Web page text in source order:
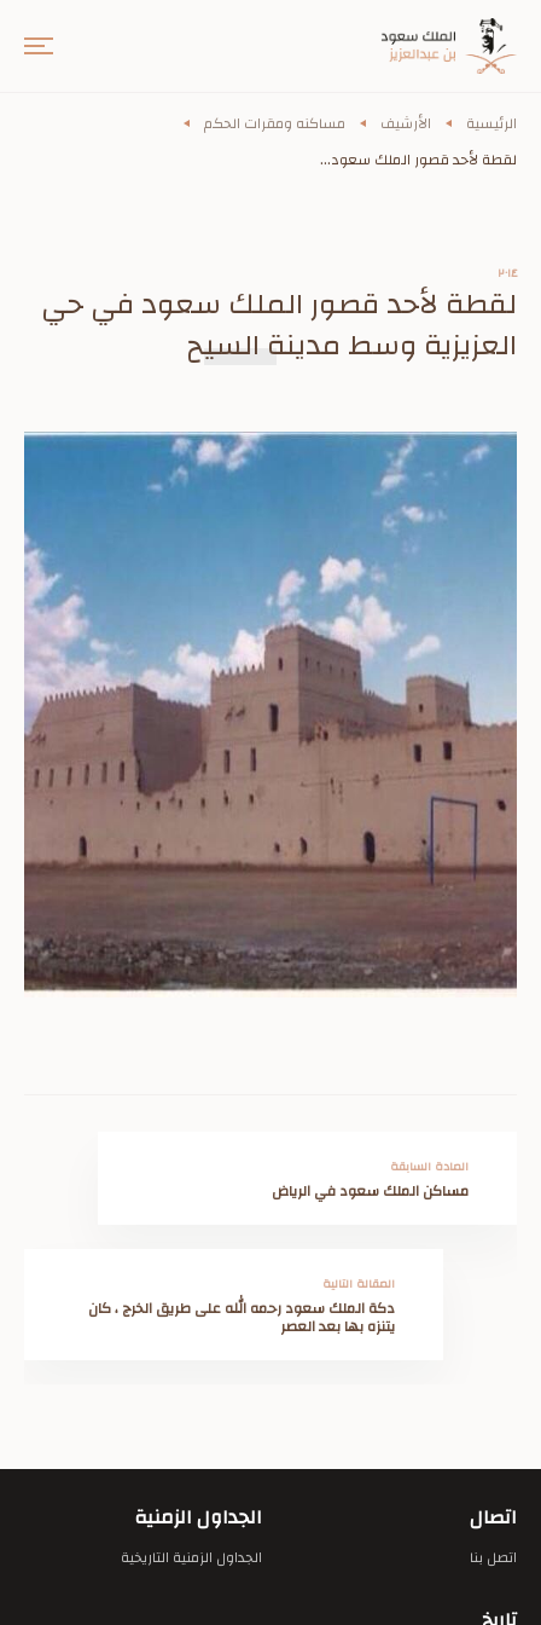
الرئيسية الأرشيف
مساكنه ومقرات الحكم
لقطة لأحد قصور الملك سعود...
٢٠١٤
لقطة لأحد قصور الملك سعود في حي
العزيزية وسط مدينة السيح
المادة السابقة
مساكن الملك سعود في الرياض
المقالة التالية
دكة الملك سعود رحمه الله على طريق الخرج ، كان
يتنزه بها بعد العصر
اتصال
اتصل بنا
الجداول الزمنية
الجداول الزمنية التاريخية